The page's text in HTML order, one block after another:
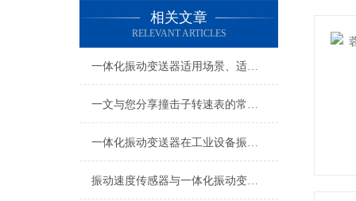
相关文章
RELEVANT ARTICLES
一体化振动变送器适用场景、适用设备及安装位置详解
一文与您分享撞击子转速表的常见问题相应解决方法
一体化振动变送器在工业设备振动监测中的应用技术解析
振动速度传感器与一体化振动变送器现场工况适配及应用用途